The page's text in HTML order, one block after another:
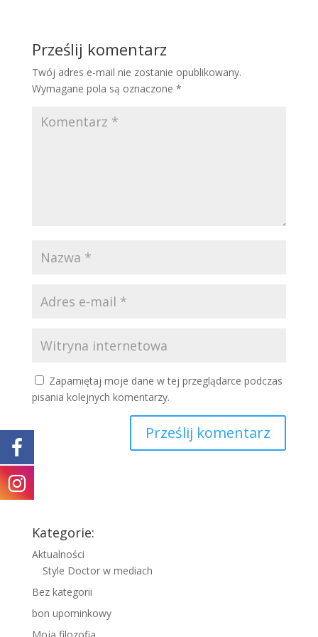
Prześlij komentarz
Twój adres e-mail nie zostanie opublikowany.
Wymagane pola są oznaczone *
Zapamiętaj moje dane w tej przeglądarce podczas
pisania kolejnych komentarzy.
Kategorie:
Aktualności
Style Doctor w mediach
Bez kategorii
bon upominkowy